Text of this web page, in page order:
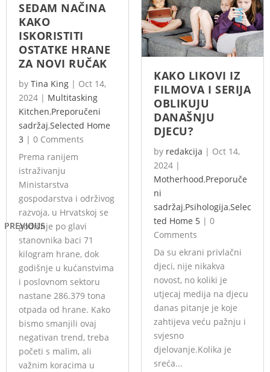
PREVIOUS
SEDAM NAČINA
KAKO
ISKORISTITI
OSTATKE HRANE
ZA NOVI RUČAK
by Tina King | Oct 14,
2024 | Multitasking
Kitchen,Preporučeni
sadržaj,Selected Home
3 | 0 Comments
Prema ranijem
istraživanju
Ministarstva
gospodarstva i održivog
razvoja, u Hrvatskoj se
godišnje po glavi
stanovnika baci 71
kilogram hrane, dok
godišnje u kućanstvima
i poslovnom sektoru
nastane 286.379 tona
otpada od hrane. Kako
bismo smanjili ovaj
negativan trend, treba
početi s malim, ali
važnim koracima u
KAKO LIKOVI IZ
FILMOVA I SERIJA
OBLIKUJU
DANAŠNJU
DJECU?
by redakcija | Oct 14,
2024 |
Motherhood,Preporuče
ni
sadržaj,Psihologija,Selec
ted Home 5 | 0
Comments
Da su ekrani privlačni
djeci, nije nikakva
novost, no koliki je
utjecaj medija na djecu
danas pitanje je koje
zahtijeva veću pažnju i
svjesno
djelovanje.Kolika je
sreća...